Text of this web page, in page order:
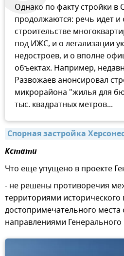
Однако по факту стройки в
продолжаются: речь идет и
строительстве
под ИЖС, и о легализации
недостроев, и о вполне
объектах. Например,
Развожаев анонсировал
микрорайона "жилья для
тыс. квадратных метров...
Спорная застройка
Кстати
Что еще упущено в проекте
- не решены противоречия
территориями исторического
достопримечательного
направлениями Генерального